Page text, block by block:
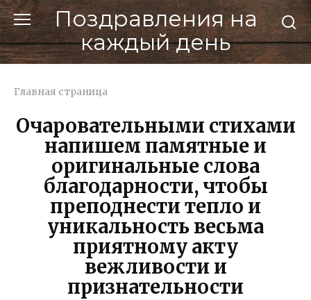
Перейти
к
контенту
Поздравления на
каждый день
Главная страница
Очаровательными стихами
напишем памятные и
оригинальные слова
благодарности, чтобы
преподнести тепло и
уникальность весьма
приятному акту
вежливости и
признательности